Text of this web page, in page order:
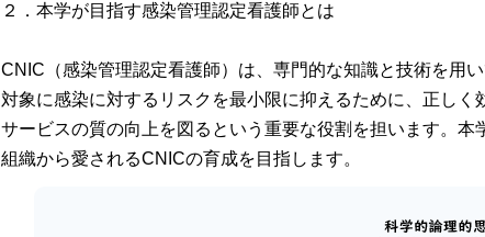
２．本学が目指す感染管理認定看護師とは
CNIC（感染管理認定看護師）は、専門的な知識と技術を用
対象に感染に対するリスクを最小限に抑えるために、正し
サービスの質の向上を図るという重要な役割を担います。本
組織から愛されるCNICの育成を目指します。